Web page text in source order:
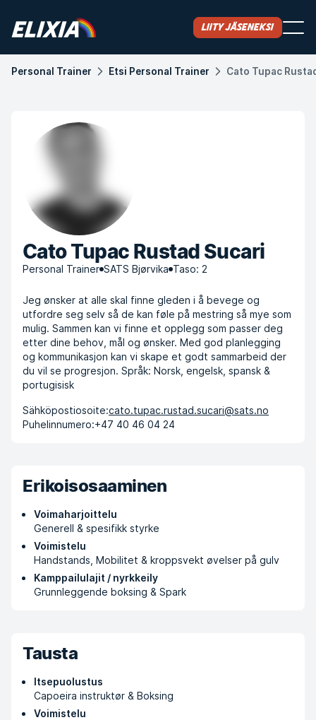
Liity jäseneksi
Personal Trainer Etsi Personal Trainer Cato Tupac
Cato Tupac Rustad Sucari
Personal Trainer SATS Bjørvika Taso: 2
Jeg ønsker at alle skal finne gleden i å bevege og
utfordre seg selv så de kan føle på mestring så mye som
mulig. Sammen kan vi finne et opplegg som passer deg
etter dine behov, mål og ønsker. Med god planlegging
og kommunikasjon kan vi skape et godt sammarbeid der
du vil se progresjon. Språk: Norsk, engelsk, spansk &
portugisisk
Sähköpostiosoite:cato.tupac.rustad.sucari@sats.no
Puhelinnumero:+47 40 46 04 24
Erikoisosaaminen
Voimaharjoittelu
Generell & spesifikk styrke
Voimistelu
Handstands, Mobilitet & kroppsvekt øvelser på gulv
Kamppailulajit / nyrkkeily
Grunnleggende boksing & Spark
Tausta
Itsepuolustus
Capoeira instruktør & Boksing
Voimistelu